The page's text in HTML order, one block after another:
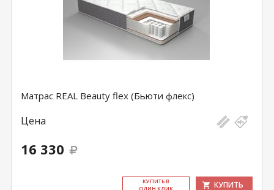
Матрас REAL Beauty flex (Бьюти флекс)
Цена
16 330
КУ­ПИТЬ В
КУПИТЬ